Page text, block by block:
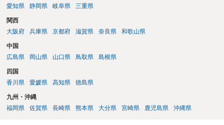
盤胞を移植することができなかったことについての精神的苦痛の程度
謝料の金額が病院の譲歩部分よりも少ない、とはなかなかいえないで
しょう。そうすると、金額については増額が見込まれるます。 以上述
べましたが、不妊治療における通院頻度、通院のタイミングの限定性
や診察、侵襲等の身体への負荷等の様々な負担は、相当程度女性側の
ております。）この病院で不妊治療を継続されるご意向があるのか、
をよく確認することが適切な解決に向かうためには重要だと考えま
す。
愛知県
静岡県 岐阜県 三重県
関西
大阪府
兵庫県 京都府 滋賀県 奈良県 和歌山県
中国
広島県
岡山県 山口県 鳥取県 島根県
四国
香川県
愛媛県 高知県 徳島県
九州・沖縄
福岡県
佐賀県 長崎県 熊本県 大分県 宮崎県 鹿児島県 沖縄県